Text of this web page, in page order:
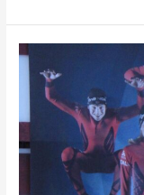
2010
冬
項
歐